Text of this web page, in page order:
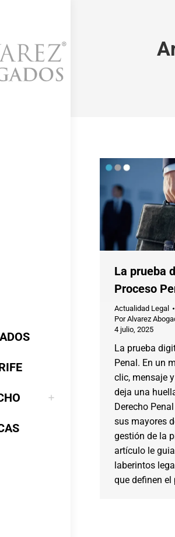
La prueba
Proceso
Actualidad Legal
PorAlvarez
4 julio, 2025
La prueba
Penal. En un
clic, mensaje
deja una
Derecho
sus mayores
gestión de la
artículo le
laberintos
que definen el